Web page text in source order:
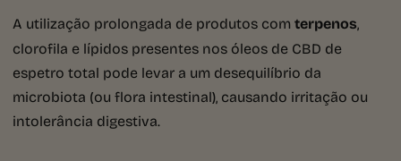
A utilização prolongada de produtos com terpenos,
clorofila e lípidos presentes nos óleos de CBD de
espetro total pode levar a um desequilíbrio da
microbiota (ou flora intestinal), causando irritação ou
intolerância digestiva.